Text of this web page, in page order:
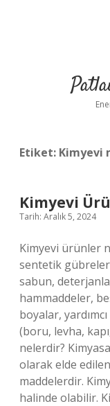
Etiket: Kimyevi
Kimyevi
Tarih: Aralık 5, 2024
Kimyevi ürünler
sentetik
sabun,
hammaddeler,
boyalar,
(boru, levha,
nelerdir?
olarak elde
maddelerdir.
halinde olabilir.